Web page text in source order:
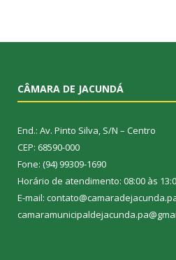
CÂMARA DE JACUNDÁ
End.: Av. Pinto Silva, S/N – Centro
CEP: 68590-000
Fone: (94) 99309-1690
Horário de atendimento: 08:00 às
E-mail: